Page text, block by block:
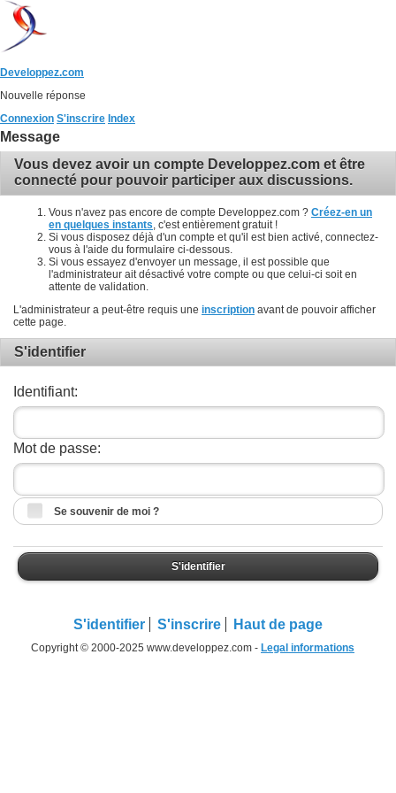
Developpez.com
Nouvelle réponse
Connexion S'inscrire Index
Message
Vous devez avoir un compte Developpez.com et être
connecté pour pouvoir participer aux discussions.
Vous n'avez pas encore de compte Developpez.com ? Créez-en un
en quelques instants , c'est entièrement gratuit !
Si vous disposez déjà d'un compte et qu'il est bien activé, connectez-
vous à l'aide du formulaire ci-dessous.
Si vous essayez d'envoyer un message, il est possible que
l'administrateur ait désactivé votre compte ou que celui-ci soit en
attente de validation.
L'administrateur a peut-être requis une inscription avant de pouvoir afficher
cette page.
S'identifier
Identifiant:
Mot de passe:
Se souvenir de moi ?
S'identifier
S'identifier S'inscrire Haut de page
Copyright © 2000-2025 www.developpez.com - Legal informations